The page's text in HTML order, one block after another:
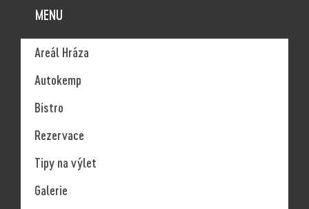
MENU
Areál Hráza
Autokemp
Bistro
Rezervace
Tipy na výlet
Galerie